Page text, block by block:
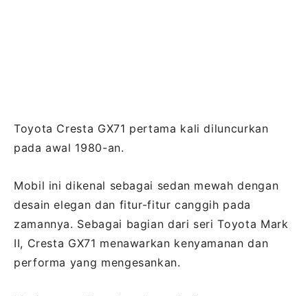
Toyota Cresta GX71 pertama kali diluncurkan
pada awal 1980-an.
Mobil ini dikenal sebagai sedan mewah dengan
desain elegan dan fitur-fitur canggih pada
zamannya. Sebagai bagian dari seri Toyota Mark
II, Cresta GX71 menawarkan kenyamanan dan
performa yang mengesankan.